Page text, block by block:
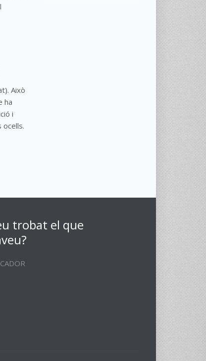
. Això
ha
i
ocells.
trobat el que